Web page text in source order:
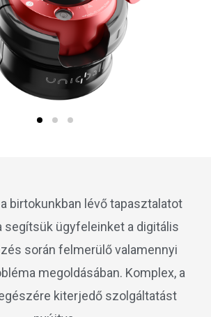
birtokunkban lévő tapasztalatot
segítsük ügyfeleinket a digitális
során felmerülő valamennyi
megoldásában. Komplex, a
kiterjedő szolgáltatást